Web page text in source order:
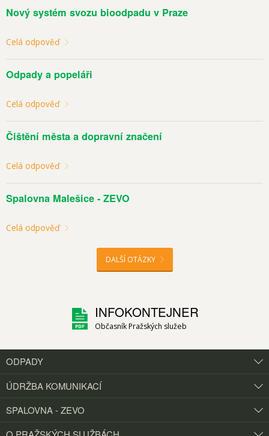
Nový systém svozu bioodpadu v Praze
Celá odpověď
Odpady a popeláři
Celá odpověď
Čištění města a dopravní značení
Celá odpověď
Spalovna Malešice - ZEVO
Celá odpověď
DALŠÍ OTÁZKY
INFOKONTEJNER
Občasník Pražských služeb
ODPADY
ÚDRŽBA KOMUNIKACÍ
SPALOVNA - ZEVO